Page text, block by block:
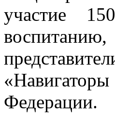
участие
Федерации.